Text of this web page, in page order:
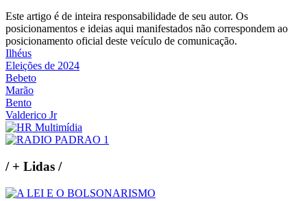
Este artigo é de inteira responsabilidade de seu autor. Os
posicionamentos e ideias aqui manifestados não correspondem ao
posicionamento oficial deste veículo de comunicação.
Ilhéus
Eleições de 2024
Bebeto
Marão
Bento
Valderico Jr
/+ Lidas /